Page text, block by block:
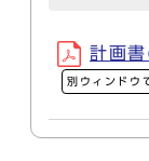
計画
別ウィンドウ